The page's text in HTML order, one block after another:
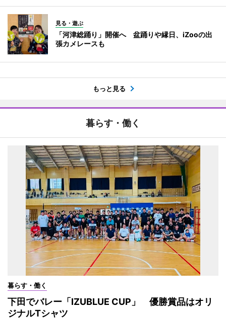
見る・遊ぶ
「河津総踊り」開催へ 盆踊りや縁日、iZooの出
張カメレースも
もっと見る
暮らす・働く
暮らす・働く
下田でバレー「IZUBLUE CUP」 優勝賞品はオリ
ジナルTシャツ